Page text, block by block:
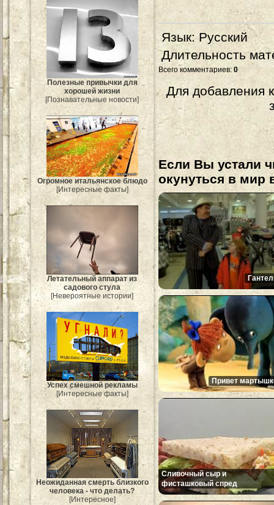
Полезные привычки для
хорошей жизни
[Познавательные новости]
Огромное итальянское блюдо
[Интересные факты]
Летательный аппарат из
садового стула
[Невероятные истории]
Успех смешной рекламы
[Интересные факты]
Неожиданная смерть близкого
человека - что делать?
[Интересное]
Язык: Русский
Длительность
Всего комментариев: 0
Для добавления
Если Вы устали
окунуться в мир
Привет
Сливочный сыр и
фисташковый спред